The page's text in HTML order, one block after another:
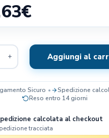
Canis
PET CARE
Sky Clayworks
€
+ Aggiungi al
Sicuro
Spedizione
Reso entro 14 giorni
calcolata al checkout
tracciata